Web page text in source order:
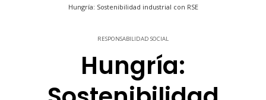
Hungría: Sostenibilidad industrial con RSE
RESPONSABILIDAD SOCIAL
Hungría: